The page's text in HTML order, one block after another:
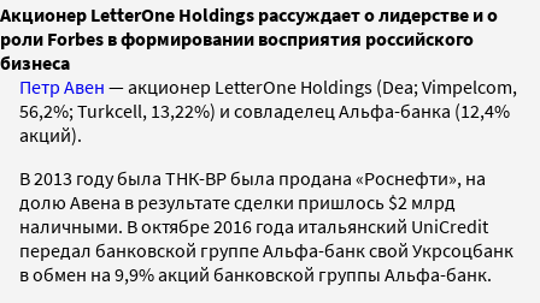
Акционер LetterOne Holdings рассуждает о лидерстве и о
роли Forbes в формировании восприятия российского
бизнеса
Петр Авен — акционер LetterOne Holdings (Dea; Vimpelcom,
56,2%; Turkcell, 13,22%) и совладелец Альфа-банка (12,4%
акций).
В 2013 году была ТНК-ВР была продана «Роснефти», на
долю Авена в результате сделки пришлось $2 млрд
наличными. В октябре 2016 года итальянский UniCredit
передал банковской группе Альфа-банк свой Укрсоц­банк
в обмен на 9,9% акций банковской группы Альфа-банк.